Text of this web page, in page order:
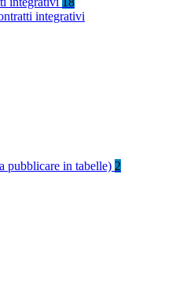
integrativi
pubblicare in tabelle) 2